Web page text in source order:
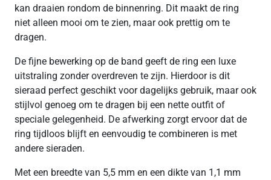
kan draaien rondom de binnenring. Dit maakt de ring
niet alleen mooi om te zien, maar ook prettig om te
dragen.
De fijne bewerking op de band geeft de ring een luxe
uitstraling zonder overdreven te zijn. Hierdoor is dit
sieraad perfect geschikt voor dagelijks gebruik, maar ook
stijlvol genoeg om te dragen bij een nette outfit of
speciale gelegenheid. De afwerking zorgt ervoor dat de
ring tijdloos blijft en eenvoudig te combineren is met
andere sieraden.
Met een breedte van 5,5 mm en een dikte van 1,1 mm